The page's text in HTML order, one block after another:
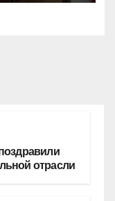
отрасли